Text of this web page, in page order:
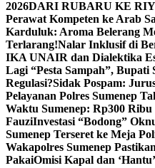
2026DARI RUBARU KE
Perawat Kompeten ke Arab
Karduluk: Aroma Belerang
Terlarang!Nalar Inklusif di
IKA UNAIR dan Dialektika
Lagi “Pesta Sampah”, Bupati
Regulasi?Sidak Pospam:
Pelayanan Polres Sumenep
Waktu Sumenep: Rp300
FauziInvestasi “Bodong”
Sumenep Terseret ke Meja
Wakapolres Sumenep
PakaiOmisi Kapal dan